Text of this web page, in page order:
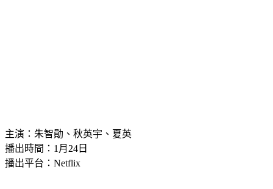
主演：朱智勛、秋英宇、夏英
播出時間：1月24日
播出平台：Netflix